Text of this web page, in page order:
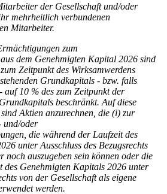
der Gesellschaft und/oder
mehrheitlich verbundenen
Mitarbeiter.
zum
aus dem Genehmigten Kapital 2026 sind
Zeitpunkt des Wirksamwerdens
Grundkapitals - bzw. falls
auf 10 % des zum Zeitpunkt der
beschränkt. Auf diese
Aktien anzurechnen, die (i) zur
und/oder
die während der Laufzeit des
unter Ausschluss des Bezugsrechts
noch auszugeben sein können oder die
des Genehmigten Kapitals 2026 unter
von der Gesellschaft als eigene
werden.